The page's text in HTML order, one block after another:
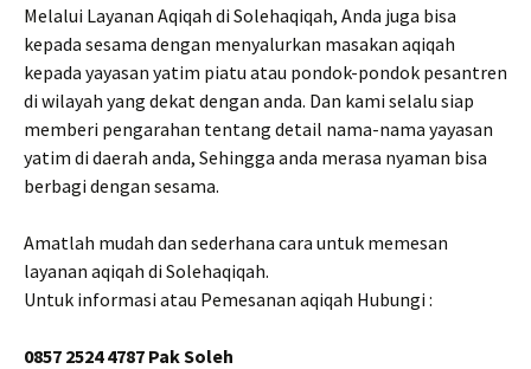
Melalui Layanan Aqiqah di Solehaqiqah, Anda juga bisa
kepada sesama dengan menyalurkan masakan aqiqah
kepada yayasan yatim piatu atau pondok-pondok pesantren
di wilayah yang dekat dengan anda. Dan kami selalu siap
memberi pengarahan tentang detail nama-nama yayasan
yatim di daerah anda, Sehingga anda merasa nyaman bisa
berbagi dengan sesama.
Amatlah mudah dan sederhana cara untuk memesan
layanan aqiqah di Solehaqiqah.
Untuk informasi atau Pemesanan aqiqah Hubungi :
0857 2524 4787 Pak Soleh